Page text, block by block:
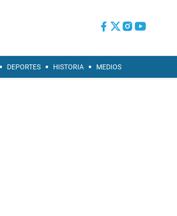
DEPORTES HISTORIA MEDIOS